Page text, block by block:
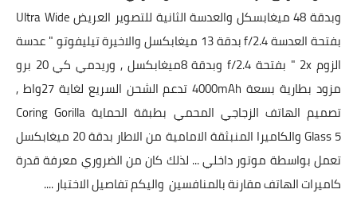
وبدقة 48 ميغابسكل والعدسة الثانية للتصوير العريض Ultra Wide
بفتحة العدسة f/2.4 بدقة 13 ميغابكسل والاخيرة تيليفوتو " عدسة
الزوم 2x " بفتحة f/2.4 وبدقة 8ميغابكسل , وريدمي كي 20 برو
مزود بطارية بسعة 4000mAh تدعم الشحن السريع لغاية 27واط ,
تصميم الهاتف الزجاجي المحمي بطبقة الحماية Coring Gorilla
Glass 5 والكاميرا المنبثقة الامامية من الاطار بدقة 20 ميغابكسل
تعمل بواسطة موتور داخلي ... لذلك كان من الضروري معرفة قدرة
كاميرات الهاتف مقارنة بالمنافسين واليكم تفاصيل الاختبار ....